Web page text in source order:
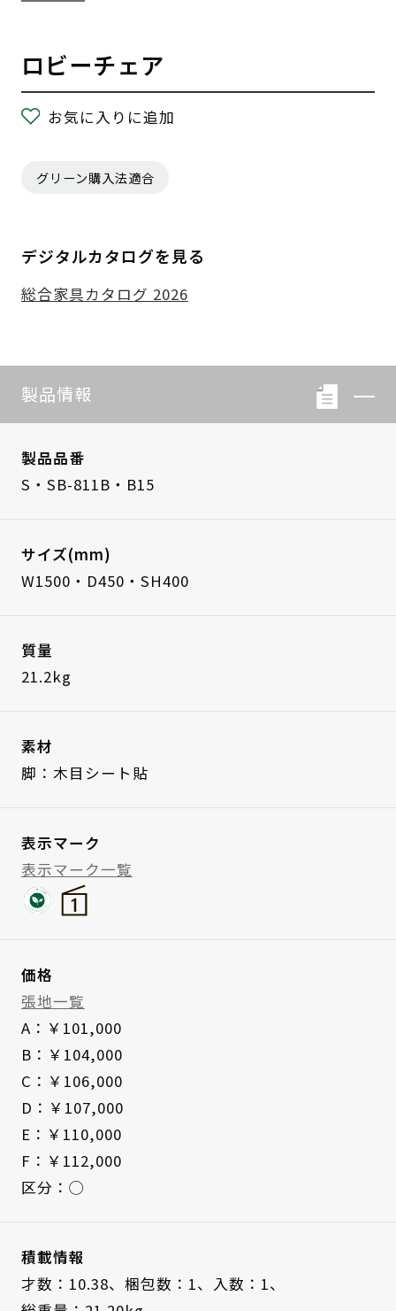
ロビーチェア
お気に入りに追加
グリーン購入法適合
デジタルカタログを見る
総合家具カタログ 2026
製品情報
製品品番
S・SB-811B・B15
サイズ(mm)
W1500・D450・SH400
質量
21.2kg
素材
脚：木目シート貼
表示マーク
表示マーク一覧
価格
張地一覧
A：￥101,000
B：￥104,000
C：￥106,000
D：￥107,000
E：￥110,000
F：￥112,000
区分：◯
積載情報
才数：10.38、 梱包数：1、 入数：1、